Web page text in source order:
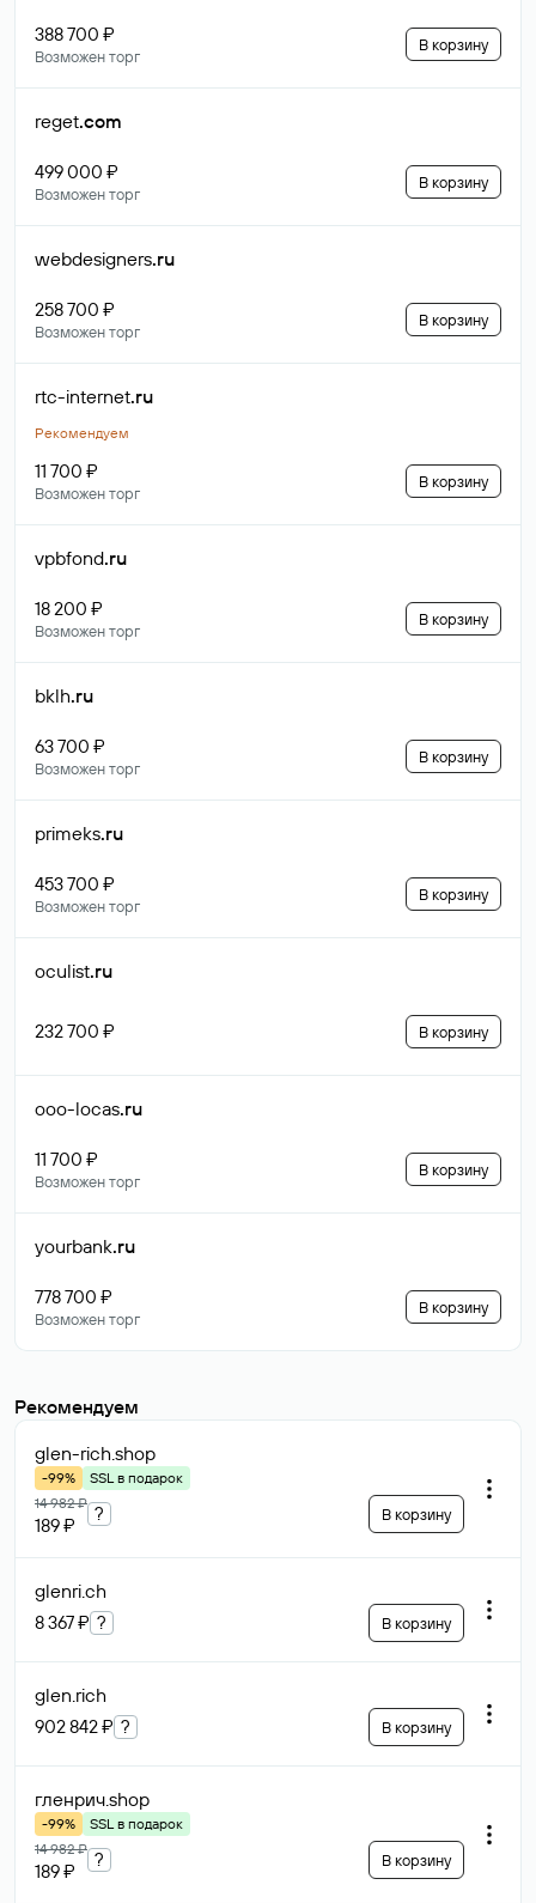
388 700 ₽
Возможен торг
В корзину
reget.com
499 000 ₽
Возможен торг
В корзину
webdesigners.ru
258 700 ₽
Возможен торг
В корзину
rtc-internet.ru
Рекомендуем
11 700 ₽
Возможен торг
В корзину
vpbfond.ru
18 200 ₽
Возможен торг
В корзину
bklh.ru
63 700 ₽
Возможен торг
В корзину
primeks.ru
453 700 ₽
Возможен торг
В корзину
oculist.ru
232 700 ₽ В корзину
ooo-locas.ru
11 700 ₽
Возможен торг
В корзину
yourbank.ru
778 700 ₽
Возможен торг
В корзину
Рекомендуем
glen-rich.shop
-99%
SSL в подарок
14 982 ₽
189 ₽
? В корзину
glenri.ch
8 367 ₽ ? В корзину
glen.rich
902 842 ₽ ? В корзину
гленрич.shop
-99%
SSL в подарок
14 982 ₽
189 ₽
? В корзину